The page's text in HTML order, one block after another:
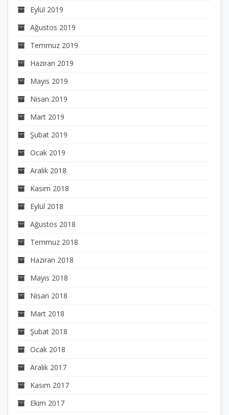
Eylül 2019
Ağustos 2019
Temmuz 2019
Haziran 2019
Mayıs 2019
Nisan 2019
Mart 2019
Şubat 2019
Ocak 2019
Aralık 2018
Kasım 2018
Eylül 2018
Ağustos 2018
Temmuz 2018
Haziran 2018
Mayıs 2018
Nisan 2018
Mart 2018
Şubat 2018
Ocak 2018
Aralık 2017
Kasım 2017
Ekim 2017